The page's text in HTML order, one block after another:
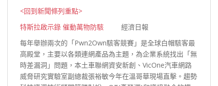
<回到新聞條列重點>
特斯拉啟示錄 催動萬物防駭 經濟日報
每年舉辦兩次的「Pwn2Own駭客競賽」是全球白帽駭客最
高殿堂，主要以各類連網產品為主題，為企業系統找出「無
時差漏洞」問題，本土車聯網資安新創、VicOne汽車網路
威脅研究實驗室副總裁張裕敏今年在溫哥華現場直擊。趨勢